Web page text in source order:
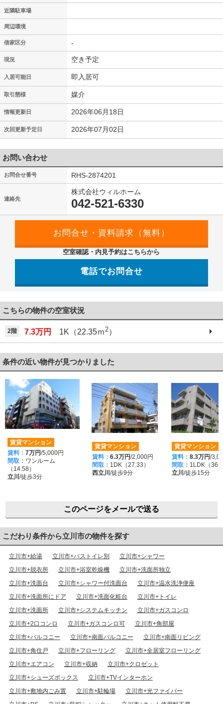
近隣駐車場
周辺環境
借家区分 -
現況 空き予定
入居可能日 即入居可
取引態様 媒介
情報更新日 2026年06月18日
次回更新予定日 2026年07月02日
お問い合わせ
お問合せ番号 RHS-2874201
連絡先
株式会社ウィルホーム
042-521-6330
空室確認・内見予約はこちらから
電話でお問合せ
こちらの物件の空室状況
2階 7.3万円 1K（22.35ｍ2）
条件の近い物件が見つかりました
賃貸マンション
賃料： 7万円/5,000円
間取： ワンルーム
（14.58）
立川 /徒歩3分
賃貸マンション
賃料： 6.3万円/2,000円
間取： 1DK（27.33）
西立川 /徒歩9分
賃貸マンション
賃料： 8.3万円/
間取： 1LDK（
立川 /徒歩15分
このページをメールで送る
こだわり条件から立川市の物件を探す
立川市+給湯 立川市+バストイレ別
立川市+シャワー
立川市+脱衣所
立川市+浴室乾燥機
立川市+洗面所独立
立川市+洗面台
立川市+シャワー付洗面台
立川市+温水洗浄便座
立川市+洗面所にドア
立川市+洗面化粧台
立川市+トイレ
立川市+洗面所
立川市+システムキッチン
立川市+ガスコンロ
立川市+2口コンロ
立川市+ガスコンロ可
立川市+角部屋
立川市+バルコニー
立川市+南面バルコニー
立川市+南面リビング
立川市+角住戸
立川市+フローリング
立川市+全居室フローリング
立川市+エアコン
立川市+収納
立川市+クロゼット
立川市+シューズボックス
立川市+TVインターホン
立川市+敷地内ごみ置
立川市+駐輪場
立川市+光ファイバー